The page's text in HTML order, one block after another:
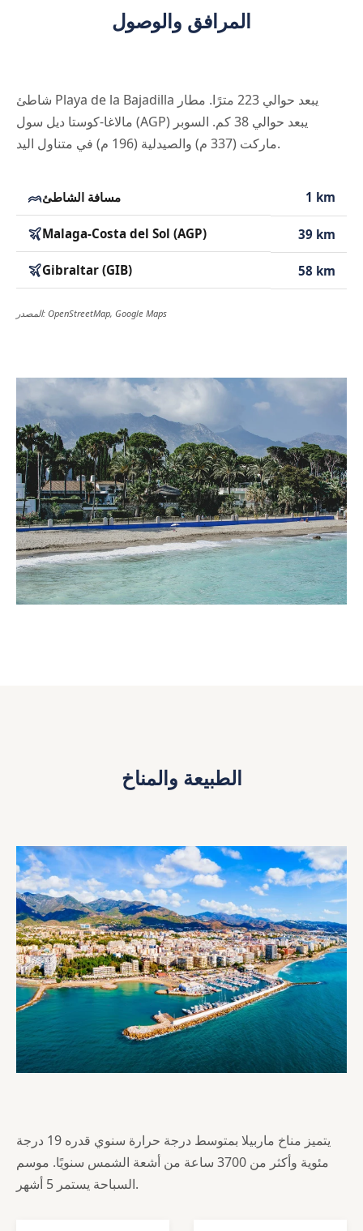
المرافق والوصول
شاطئ Playa de la Bajadilla يبعد حوالي 223 مترًا. مطار
مالاغا-كوستا ديل سول (AGP) يبعد حوالي 38 كم. السوبر
ماركت (337 م) والصيدلية (196 م) في متناول اليد.
مسافة الشاطئ 1 km
Malaga-Costa del Sol (AGP) 39 km
Gibraltar (GIB) 58 km
المصدر: OpenStreetMap, Google Maps
الطبيعة والمناخ
يتميز مناخ ماربيلا بمتوسط درجة حرارة سنوي قدره 19 درجة
مئوية وأكثر من 3700 ساعة من أشعة الشمس سنويًا. موسم
السباحة يستمر 5 أشهر.